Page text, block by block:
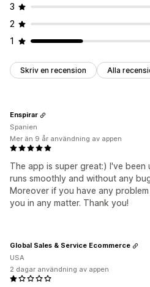
3
2
1
Skriv en recension Alla
The app is super great:) I've
runs smoothly and without any
Moreover if you have any
you in any matter. Thank you!
Enspirar
Spanien
Mer än 9 år användning av appen
Global Sales & Service Ecommerce
USA
2 dagar användning av appen